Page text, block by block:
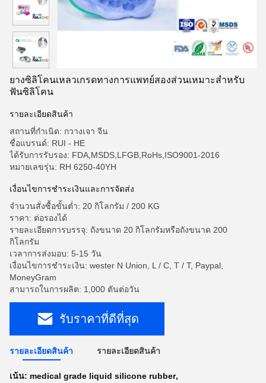
ยางซิลิโคนเหลวเกรดทางการแพทย์สองส่วนเหมาะสำหรับ
ฟันซิลิโคน
รายละเอียดสินค้า
สถานที่กำเนิด: กวางเจา จีน
ชื่อแบรนด์: RUI - HE
ได้รับการรับรอง: FDA,MSDS,LFGB,RoHs,ISO9001-2016
หมายเลขรุ่น: RH 6250-40YH
เงื่อนไขการชำระเงินและการจัดส่ง
จำนวนสั่งซื้อขั้นต่ำ: 20 กิโลกรัม / 200 KG
ราคา: ต่อรองได้
รายละเอียดการบรรจุ: ถังขนาด 20 กิโลกรัมหรือถังขนาด 200
กิโลกรัม
เวลาการส่งมอบ: 5-15 วัน
เงื่อนไขการชำระเงิน: wester N Union, L / C, T / T, Paypal,
MoneyGram
สามารถในการผลิต: 1,000 ตันต่อวัน
รับราคาที่ดีที่สุด
รายละเอียดสินค้า รายละเอียดสินค้า
เน้น: medical grade liquid silicone rubber,